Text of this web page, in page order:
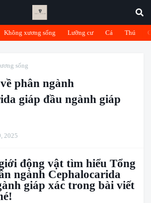
Không xương sống Lưỡng cư Cá Thú
sống
phân ngành
giáp đầu ngành giáp
2025
động vật tìm hiểu Tổng
ngành Cephalocarida
giáp xác trong bài viết